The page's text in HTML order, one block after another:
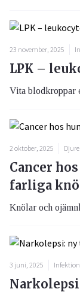
23 november, 2025
LPK –
Vita blodkroppar
2 oktober, 2025
Cancer
farliga
Knölar och
3 juni, 2025